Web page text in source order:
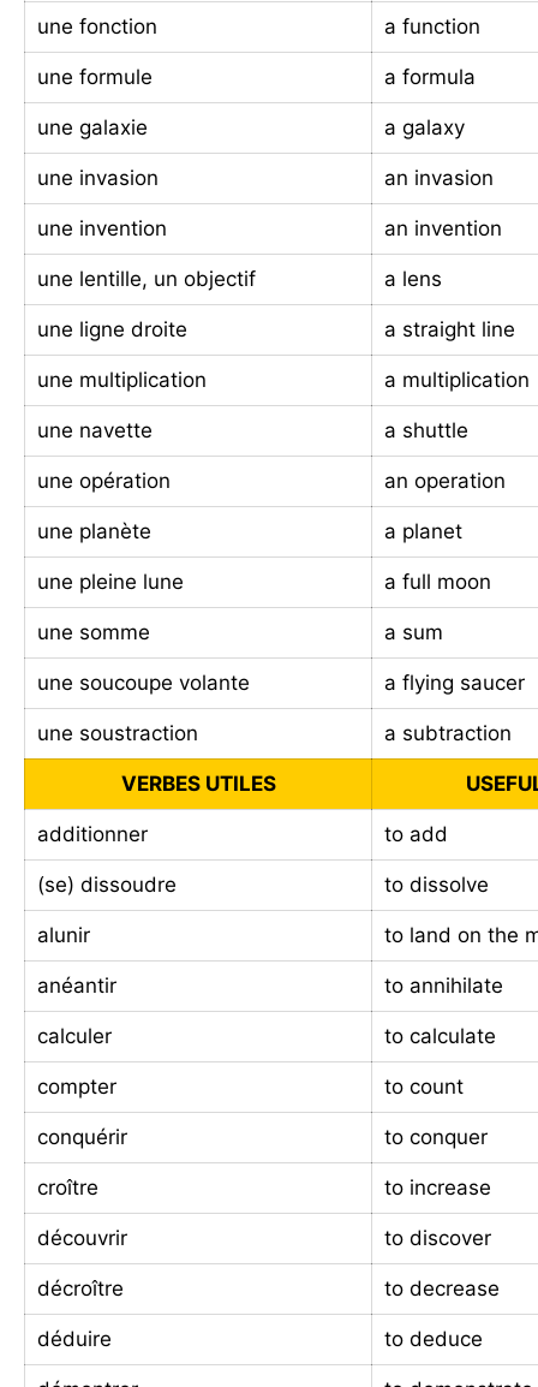
une fonction a function
une formule a formula
une galaxie a galaxy
une invasion an invasion
une invention an invention
une lentille, un objectif a lens
une ligne droite a straight line
une multiplication a multiplication
une navette a shuttle
une opération an operation
une planète a planet
une pleine lune a full moon
une somme a sum
une soucoupe volante a flying saucer
une soustraction a subtraction
VERBES UTILES
additionner to add
(se) dissoudre to dissolve
alunir to land on the
anéantir to annihilate
calculer to calculate
compter to count
conquérir to conquer
croître to increase
découvrir to discover
décroître to decrease
déduire to deduce